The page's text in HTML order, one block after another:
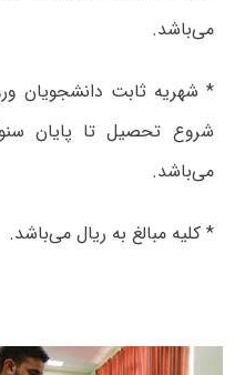
می‌باشد.
* شهریه ثابت دانشجویان
شروع تحصیل تا پایان
می‌باشد.
* کلیه مبالغ به ریال می‌باشد.